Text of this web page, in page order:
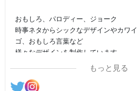
おもしろ、パロディー、ジョーク
時事ネタからシックなデザインやカワ
ゴ、おもしろ言葉など
様々なデザインを制作しています。
もっと見る